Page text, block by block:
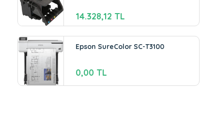
14.328,12 TL
Epson SureColor SC-T3100
0,00 TL